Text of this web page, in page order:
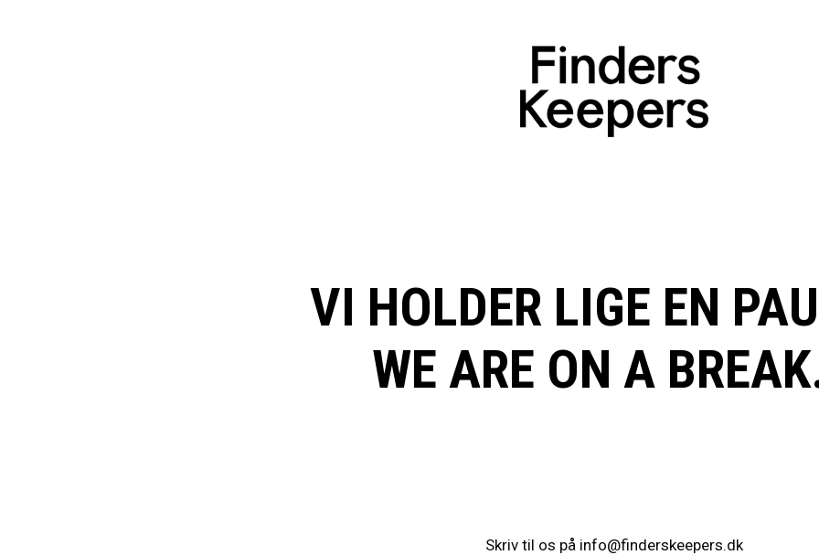
VI HOLDER LIGE EN
WE ARE ON A
Skriv til os på info@finderskeepers.dk